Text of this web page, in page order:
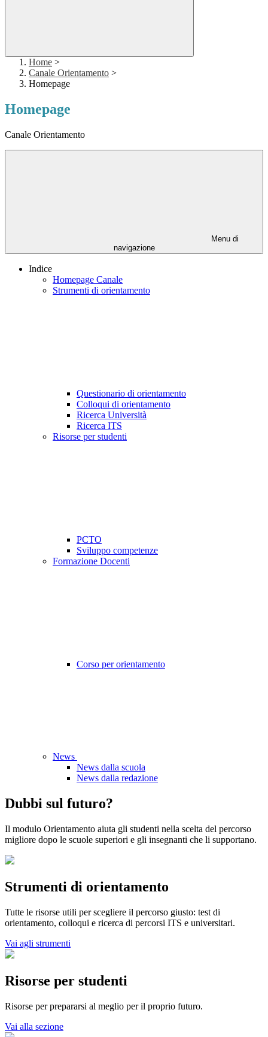
Home >
Canale Orientamento >
Homepage
Homepage
Canale Orientamento
Menu di
navigazione
Indice
Homepage Canale
Strumenti di orientamento
Questionario di orientamento
Colloqui di orientamento
Ricerca Università
Ricerca ITS
Risorse per studenti
PCTO
Sviluppo competenze
Formazione Docenti
Corso per orientamento
News
News dalla scuola
News dalla redazione
Dubbi sul futuro?
Il modulo Orientamento aiuta gli studenti nella scelta del percorso
migliore dopo le scuole superiori e gli insegnanti che li supportano.
Strumenti di orientamento
Tutte le risorse utili per scegliere il percorso giusto: test di
orientamento, colloqui e ricerca di percorsi ITS e universitari.
Vai agli strumenti
Risorse per studenti
Risorse per prepararsi al meglio per il proprio futuro.
Vai alla sezione